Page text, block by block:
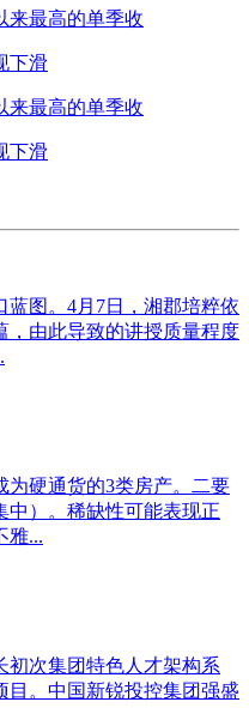
来最高的单季收
下滑
来最高的单季收
下滑
图。4月7日，湘郡培粹依
，由此导致的讲授质量程度
为硬通货的3类房产。二要
中）。稀缺性可能表现正
雅...
初次集团特色人才架构系
目。中国新锐投控集团强盛